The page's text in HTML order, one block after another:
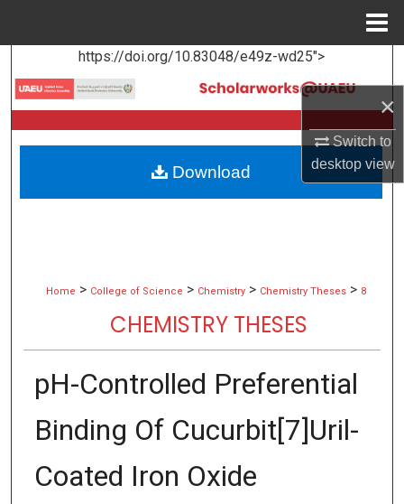
×
Switch to
desktopview
https://doi.org/10.83048/e49z-wd25">
Search
Browse Collections
About
Home > College of Science > Chemistry > Chemistry Theses > 8
CHEMISTRY THESES
pH-Controlled Preferential
Binding Of Cucurbit[7]Uril-
Coated Iron Oxide
Download